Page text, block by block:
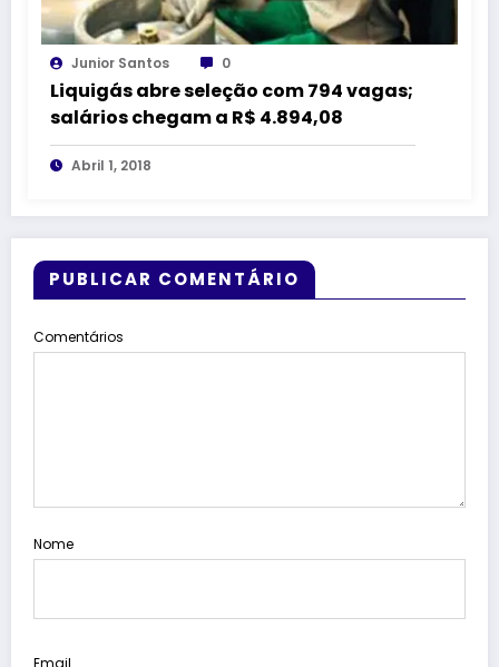
Junior Santos 0
Liquigás abre seleção com 794 vagas;
salários chegam a R$ 4.894,08
Abril 1, 2018
PUBLICAR COMENTÁRIO
Comentários
Nome
Email